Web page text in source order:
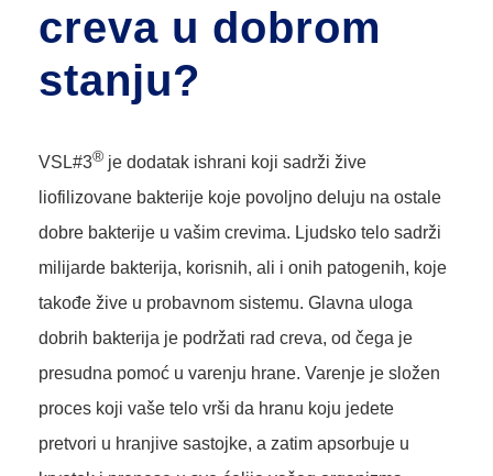
creva u dobrom
stanju?
VSL#3® je dodatak ishrani koji sadrži žive
liofilizovane bakterije koje povoljno deluju na ostale
dobre bakterije u vašim crevima. Ljudsko telo sadrži
milijarde bakterija, korisnih, ali i onih patogenih, koje
takođe žive u probavnom sistemu. Glavna uloga
dobrih bakterija je podržati rad creva, od čega je
presudna pomoć u varenju hrane. Varenje je složen
proces koji vaše telo vrši da hranu koju jedete
pretvori u hranjive sastojke, a zatim apsorbuje u